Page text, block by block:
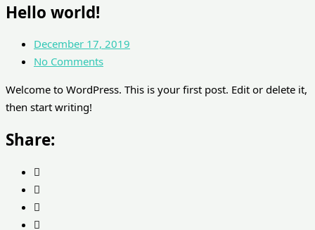
Hello world!
December 17, 2019
No Comments
Welcome to WordPress. This is your first post. Edit or delete it,
then start writing!
Share: